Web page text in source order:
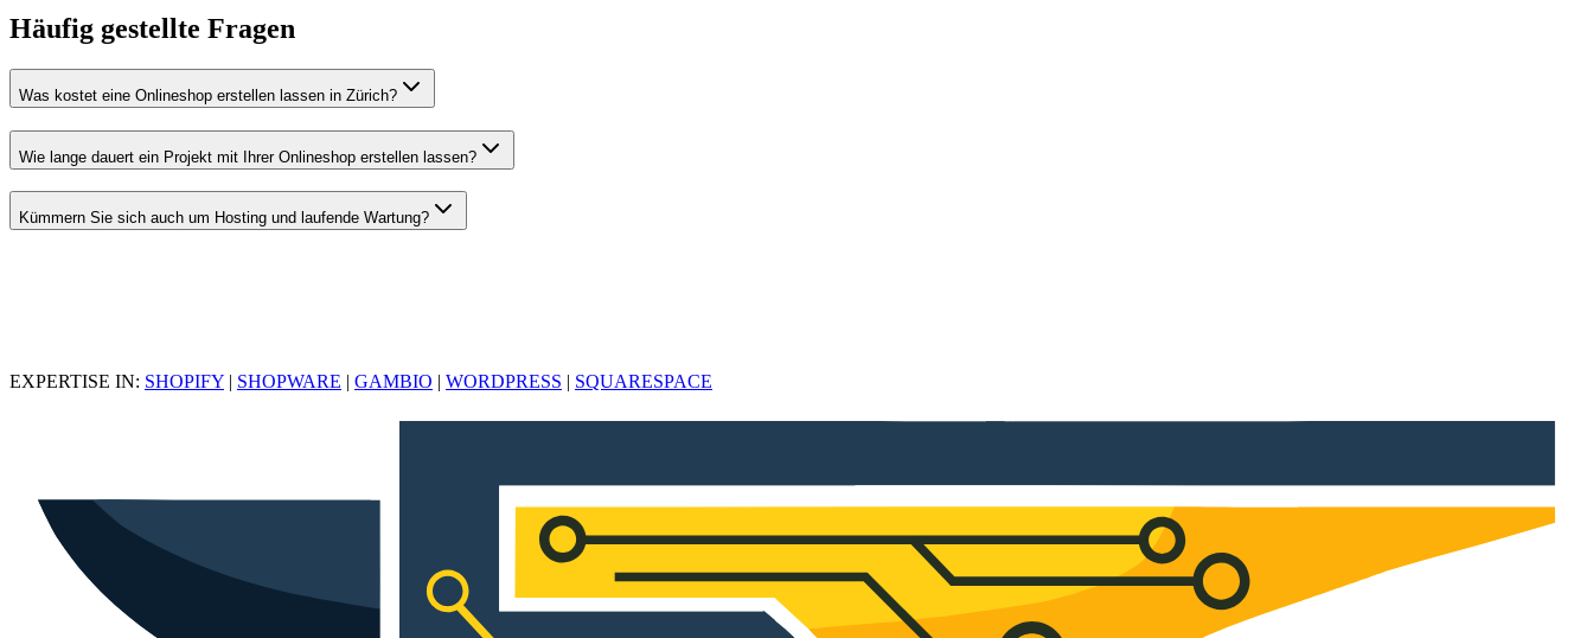
Häufig gestellte Fragen
Was kostet eine Onlineshop erstellen lassen in Zürich?
Wie lange dauert ein Projekt mit Ihrer Onlineshop erstellen lassen?
Kümmern Sie sich auch um Hosting und laufende Wartung?
EXPERTISE IN: SHOPIFY | SHOPWARE | GAMBIO | WORDPRESS | SQUARESPACE